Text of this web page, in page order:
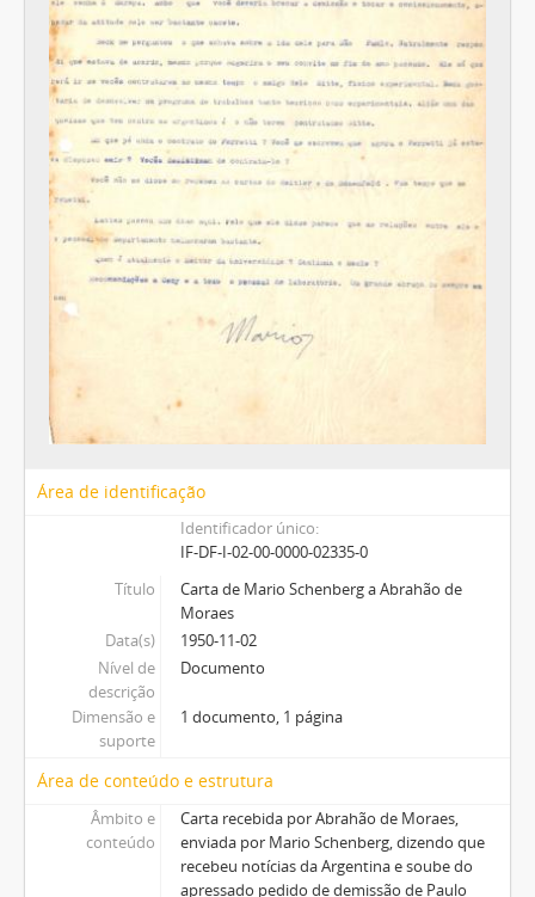
Área de identificação
Identificador único
IF-DF-I-02-00-0000-02335-0
Título
Carta de Mario Schenberg a Abrahão de
Moraes
Data(s)
1950-11-02
Nível de
descrição
Documento
Dimensão e
suporte
1 documento, 1 página
Área de conteúdo e estrutura
Âmbito e
conteúdo
Carta recebida por Abrahão de Moraes,
enviada por Mario Schenberg, dizendo que
recebeu notícias da Argentina e soube do
apressado pedido de demissão de Paulo